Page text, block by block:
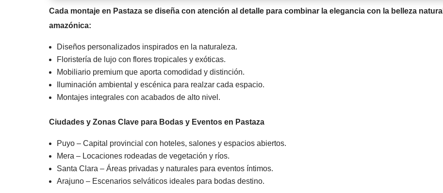
Cada montaje en Pastaza se diseña con atención al detalle para combinar la elegancia con la belleza natural
amazónica:
Diseños personalizados inspirados en la naturaleza.
Floristería de lujo con flores tropicales y exóticas.
Mobiliario premium que aporta comodidad y distinción.
Iluminación ambiental y escénica para realzar cada espacio.
Montajes integrales con acabados de alto nivel.
Ciudades y Zonas Clave para Bodas y Eventos en Pastaza
Puyo – Capital provincial con hoteles, salones y espacios abiertos.
Mera – Locaciones rodeadas de vegetación y ríos.
Santa Clara – Áreas privadas y naturales para eventos íntimos.
Arajuno – Escenarios selváticos ideales para bodas destino.